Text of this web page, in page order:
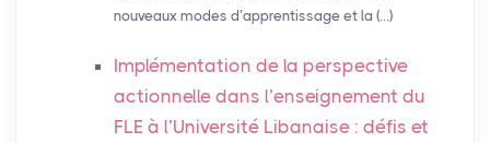
nouveaux modes d’apprentissage et la (…)
Implémentation de la perspective
actionnelle dans l’enseignement du
FLE à l’Université Libanaise : défis et